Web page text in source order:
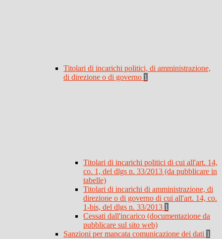
Titolari di incarichi politici, di amministrazione,
di direzione o di governo 1
Titolari di incarichi politici di cui all'art. 14,
co. 1, del dlgs n. 33/2013 (da pubblicare in
tabelle)
Titolari di incarichi di amministrazione, di
direzione o di governo di cui all'art. 14, co.
1-bis, del dlgs n. 33/2013 1
Cessati dall'incarico (documentazione da
pubblicare sul sito web)
Sanzioni per mancata comunicazione dei dati 1